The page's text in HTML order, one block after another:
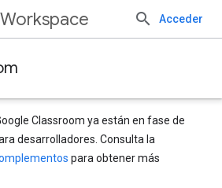
Workspace Acceder
Classroom ya están en fase de
desarrolladores. Consulta la
para obtener más